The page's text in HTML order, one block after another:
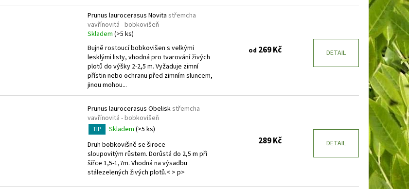
Prunus laurocerasus Novita střemcha
vavřínovitá - bobkovišeň
Skladem (>5 ks)
Bujně rostoucí bobkovišen s velkými
lesklými listy, vhodná pro tvarování živých
plotů do výšky 2-2,5 m. Vyžaduje zimní
přístin nebo ochranu před zimním sluncem,
jinou mohou...
od 269 Kč DETAIL
Prunus laurocerasus Obeliskstřemcha
vavřínovitá - bobkovišeň
TIP Skladem (>5 ks)
Druh bobkovišně se široce
sloupovitým růstem. Dorůstá do 2,5 m při
šířce 1,5-1,7m. Vhodná na výsadbu
stálezelených živých plotů.< > p>
289 Kč DETAIL